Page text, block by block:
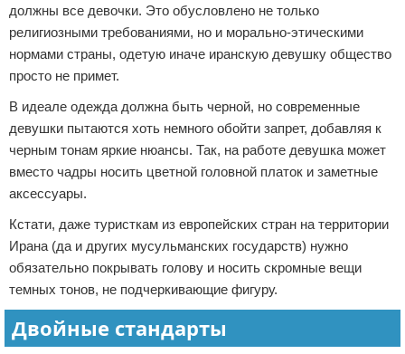
должны все девочки. Это обусловлено не только
религиозными требованиями, но и морально-этическими
нормами страны, одетую иначе иранскую девушку общество
просто не примет.
В идеале одежда должна быть черной, но современные
девушки пытаются хоть немного обойти запрет, добавляя к
черным тонам яркие нюансы. Так, на работе девушка может
вместо чадры носить цветной головной платок и заметные
аксессуары.
Кстати, даже туристкам из европейских стран на территории
Ирана (да и других мусульманских государств) нужно
обязательно покрывать голову и носить скромные вещи
темных тонов, не подчеркивающие фигуру.
Двойные стандарты